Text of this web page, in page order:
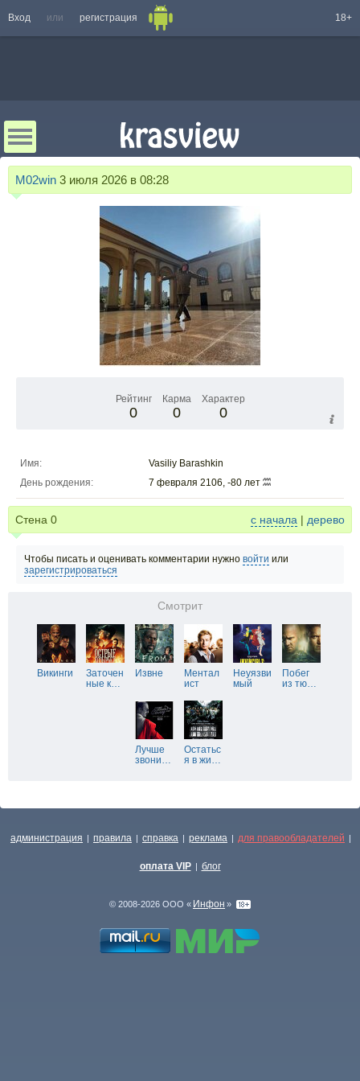
Вход или регистрация 18+
M02win 3 июля 2026 в 08:28
Рейтинг
0
Карма
0
Характер
0
Имя:
Vasiliy Barashkin
День рождения:
7 февраля 2106, -80 лет
Стена 0 с начала | дерево
Чтобы писать и оценивать комментарии нужно войти или
зарегистрироваться
Смотрит
Викинги
Заточен
ные к…
Извне
Ментал
ист
Неуязви
мый
Побег
из тю…
Лучше
звони…
Остатьс
я в жи…
администрация | правила | справка | реклама | для правообладателей |
оплата VIP | блог
© 2008-2026 ООО « Инфон »